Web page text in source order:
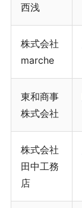
西浅
株式会社
marche
東和商事
株式会社
株式会社
田中工務
店